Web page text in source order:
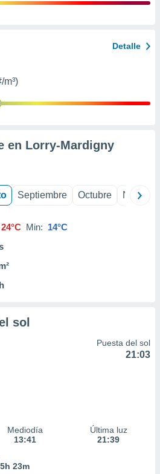
Detalle
m³)
en Lorry-Mardigny
Septiembre Octubre
24°C Min: 14°C
sol
Puesta del sol
21:03
Mediodía
13:41
Última luz
21:39
5h 23m